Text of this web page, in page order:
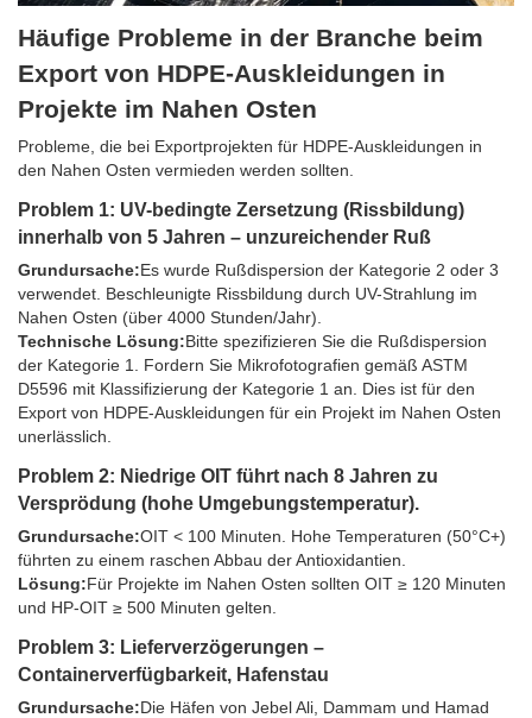
Häufige Probleme in der Branche beim
Export von HDPE-Auskleidungen in
Projekte im Nahen Osten
Probleme, die bei Exportprojekten für HDPE-Auskleidungen in
den Nahen Osten vermieden werden sollten.
Problem 1: UV-bedingte Zersetzung (Rissbildung)
innerhalb von 5 Jahren – unzureichender Ruß
Grundursache:Es wurde Rußdispersion der Kategorie 2 oder 3
verwendet. Beschleunigte Rissbildung durch UV-Strahlung im
Nahen Osten (über 4000 Stunden/Jahr).
Technische Lösung:Bitte spezifizieren Sie die Rußdispersion
der Kategorie 1. Fordern Sie Mikrofotografien gemäß ASTM
D5596 mit Klassifizierung der Kategorie 1 an. Dies ist für den
Export von HDPE-Auskleidungen für ein Projekt im Nahen Osten
unerlässlich.
Problem 2: Niedrige OIT führt nach 8 Jahren zu
Versprödung (hohe Umgebungstemperatur).
Grundursache:OIT < 100 Minuten. Hohe Temperaturen (50°C+)
führten zu einem raschen Abbau der Antioxidantien.
Lösung:Für Projekte im Nahen Osten sollten OIT ≥ 120 Minuten
und HP-OIT ≥ 500 Minuten gelten.
Problem 3: Lieferverzögerungen –
Containerverfügbarkeit, Hafenstau
Grundursache:Die Häfen von Jebel Ali, Dammam und Hamad